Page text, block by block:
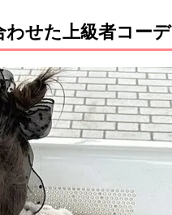
せた上級者コーデ